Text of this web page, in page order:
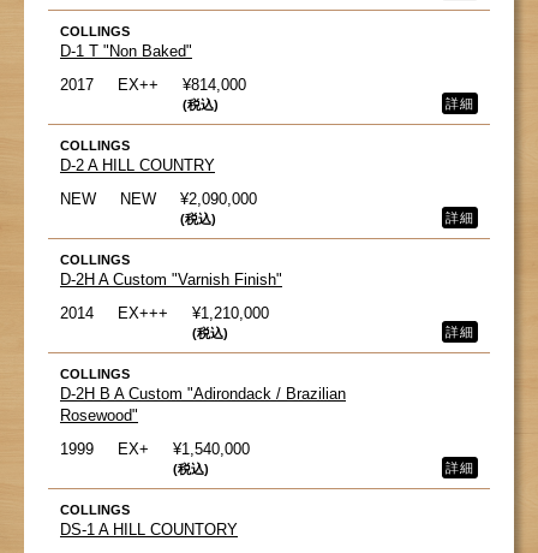
COLLINGS
D-1 T "Non Baked"
2017
EX++ ¥814,000
(税込) 詳細
COLLINGS
D-2 A HILL COUNTRY
NEW
NEW ¥2,090,000
(税込) 詳細
COLLINGS
D-2H A Custom "Varnish Finish"
2014
EX+++ ¥1,210,000
(税込) 詳細
COLLINGS
D-2H B A Custom "Adirondack / Brazilian
Rosewood"
1999
EX+ ¥1,540,000
(税込) 詳細
COLLINGS
DS-1 A HILL COUNTORY